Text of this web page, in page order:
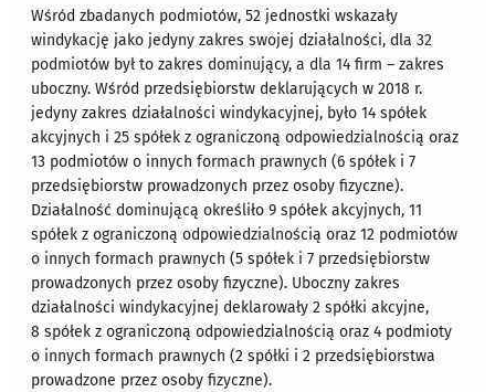
Wśród zbadanych podmiotów, 52 jednostki wskazały
windykację jako jedyny zakres swojej działalności, dla 32
podmiotów był to zakres dominujący, a dla 14 firm – zakres
uboczny. Wśród przedsiębiorstw deklarujących w 2018 r.
jedyny zakres działalności windykacyjnej, było 14 spółek
akcyjnych i 25 spółek z ograniczoną odpowiedzialnością oraz
13 podmiotów o innych formach prawnych (6 spółek i 7
przedsiębiorstw prowadzonych przez osoby fizyczne).
Działalność dominującą określiło 9 spółek akcyjnych, 11
spółek z ograniczoną odpowiedzialnością oraz 12 podmiotów
o innych formach prawnych (5 spółek i 7 przedsiębiorstw
prowadzonych przez osoby fizyczne). Uboczny zakres
działalności windykacyjnej deklarowały 2 spółki akcyjne,
8 spółek z ograniczoną odpowiedzialnością oraz 4 podmioty
o innych formach prawnych (2 spółki i 2 przedsiębiorstwa
prowadzone przez osoby fizyczne).